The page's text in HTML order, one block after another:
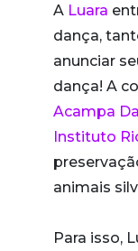
A Luara
dança,
anunciar
dança! A
Acampa
Instituto
animais
Para isso,